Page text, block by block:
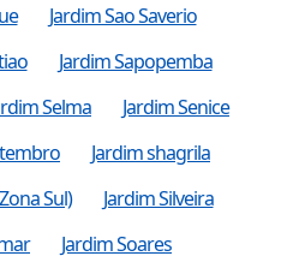
Jardim Sao Saverio
Jardim Sapopemba
Selma
Jardim Senice
Jardim shagrila
Sul)
Jardim Silveira
Jardim Soares